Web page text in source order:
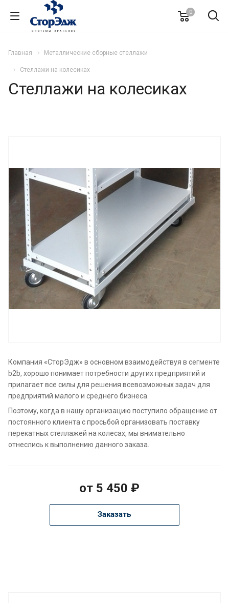
0
Главная Металлические сборные стеллажи
Cтеллажи на колесиках
Cтеллажи на колесиках
Компания «СторЭдж» в основном взаимодействуя в сегменте
b2b, хорошо понимает потребности других предприятий и
прилагает все силы для решения всевозможных задач для
предприятий малого и среднего бизнеса.
Поэтому, когда в нашу организацию поступило обращение от
постоянного клиента с просьбой организовать поставку
перекатных стеллажей на колесах, мы внимательно
отнеслись к выполнению данного заказа.
от 5 450 ₽
Заказать